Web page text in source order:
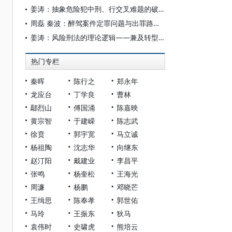
姜涛：抽象危险犯中刑、行交叉难题的破解
周磊 秦波：醉驾案件定罪问题与出罪路径研究
姜涛：风险刑法的理论逻辑——兼及转型中国的路径选择
热门专栏
秦晖 陈行之
郑永年
龙应台
丁学良
曹林
鄢烈山
傅国涌
陈嘉映
黄宗智
于建嵘
陈志武
徐贲
郭宇宽
马立诚
杨祖陶
沈志华
向继东
赵汀阳
戴建业
李昌平
张鸣
杨奎松
王海光
周濂
杨鹏
邓晓芒
王缉思
陈奉孝
郭世佑
马玲
王振东
狄马
袁伟时
史啸虎
熊培云